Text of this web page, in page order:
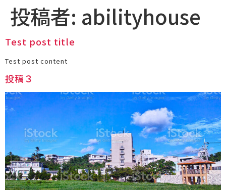
投稿者: abilityhouse
Test post title
Test post content
投稿３